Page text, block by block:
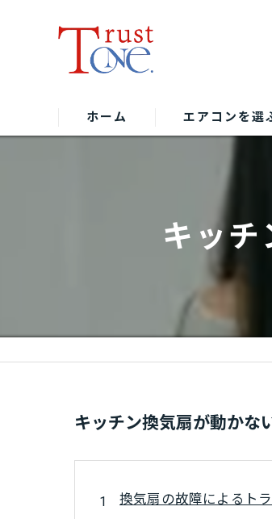
ホーム エアコンを選
キッ
キッチン換気扇が動かな
換気扇の故障によるト